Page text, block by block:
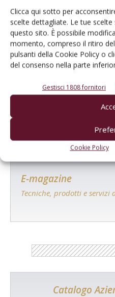
Clicca qui sotto per
scelte dettagliate. Le tue
questo sito. È possibile
momento, compreso il ritiro
pulsanti della Cookie Policy o
del consenso nella parte
Gestisci 1808 fornitori
Cookie Policy
Volvo Penta alla
DiRedazione 18 Giugno 2014
E-magazine
Tecniche, prodotti e servizi
Catalogo